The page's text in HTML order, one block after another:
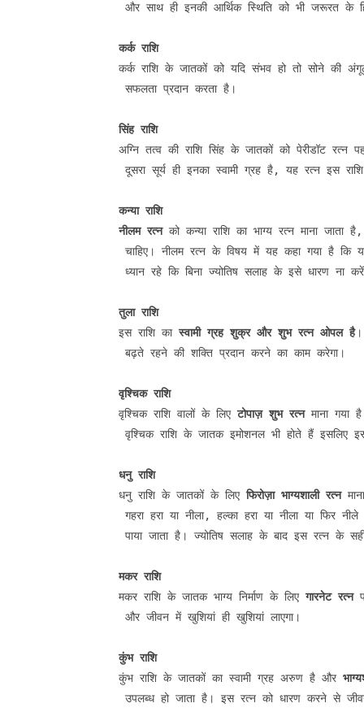
और साथ ही इनकी आर्थिक स्थिति को भी जरूरत के
कर्क राशि
कर्क राशि के जातकों को यदि संभव हो तो सोने की
सफलता प्रदान करता है।
सिंह राशि
अग्नि तत्व की राशि सिंह के जातकों को पेरीडॉट रत्न
दूसरा सूर्य ही इनका स्वामी ग्रह है, यह रत्न इस
कन्या राशि
नीलम रत्न को कन्या राशि का भाग्य रत्न माना जाता
चाहिए। नीलम रत्न के विषय में यह कहा गया है कि
ध्यान रहे कि बिना ज्योतिष सलाह के इसे धारण ना
तुला राशि
इस राशि का स्वामी ग्रह शुक्र और शुभ रत्न ओपल है
बढ़ते रहने की शक्ति प्रदान करने का काम करेगा।
वृश्चिक राशि
वृश्चिक राशि वालों के लिए टोपाज़ शुभ रत्न माना गया
वृश्चिक राशि के जातक इमोशनल भी होते हैं इसलिए
धनु राशि
धनु राशि के जातकों के लिए फिरोज़ा भाग्यशाली रत्न
गहरा हरा या नीला, हल्का हरा या नीला या फिर
पाया जाता है। ज्योतिष सलाह के बाद इस रत्न के
मकर राशि
मकर राशि के जातक भाग्य निर्माण के लिए गारनेट रत्न
और जीवन में खुशियां ही खुशियां लाएगा।
कुंभ राशि
कुंभ राशि के जातकों का स्वामी ग्रह अरुण है और
उपलब्ध हो जाता है। इस रत्न को धारण करने से